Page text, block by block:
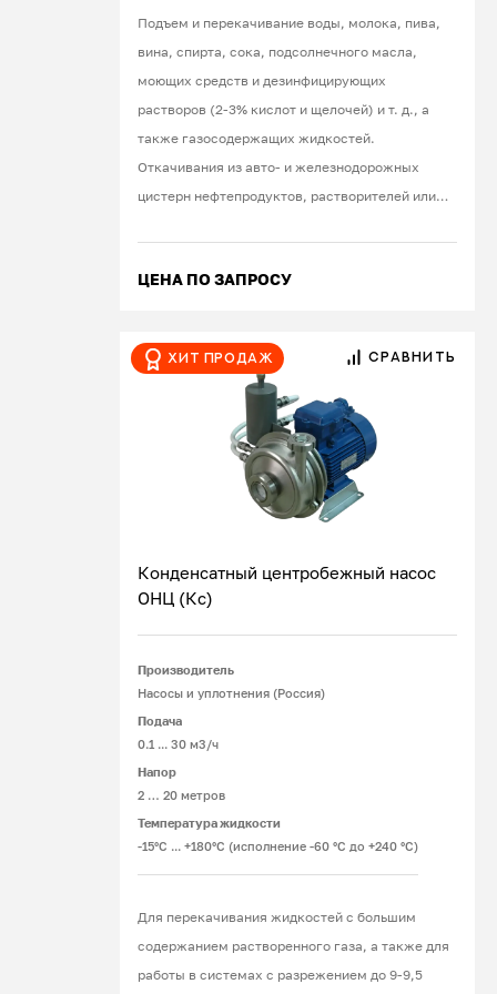
производства, а также агрегаты
известных мировых производителей –
«Ebara» и «Calpeda» (Италия), «Graco
Husky» (США). В состав услуг включена
доставка по России, в Казахстан и
Республику Беларусь.
Подъем и перекачивание воды, молока, пива,
вина, спирта, сока, подсолнечного масла,
моющих средств и дезинфицирующих
растворов (2-3% кислот и щелочей) и т. д., а
также газосодержащих жидкостей.
Откачивания из авто- и железнодорожных
цистерн нефтепродуктов, растворителей или
ЦЕНА ПО ЗАПРОСУ
Хит продаж СРАВНИТЬ
Конденсатный центробежный насос
ОНЦ (Кс)
Производитель
Насосы и уплотнения (Россия)
Подача
0.1 ... 30 м3/ч
Напор
2 … 20 метров
Температура жидкости
-15°С ... +180°С (исполнение -60 °С до +240 °С)
Для перекачивания жидкостей с большим
содержанием растворенного газа, а также для
работы в системах с разрежением до 9-9,5